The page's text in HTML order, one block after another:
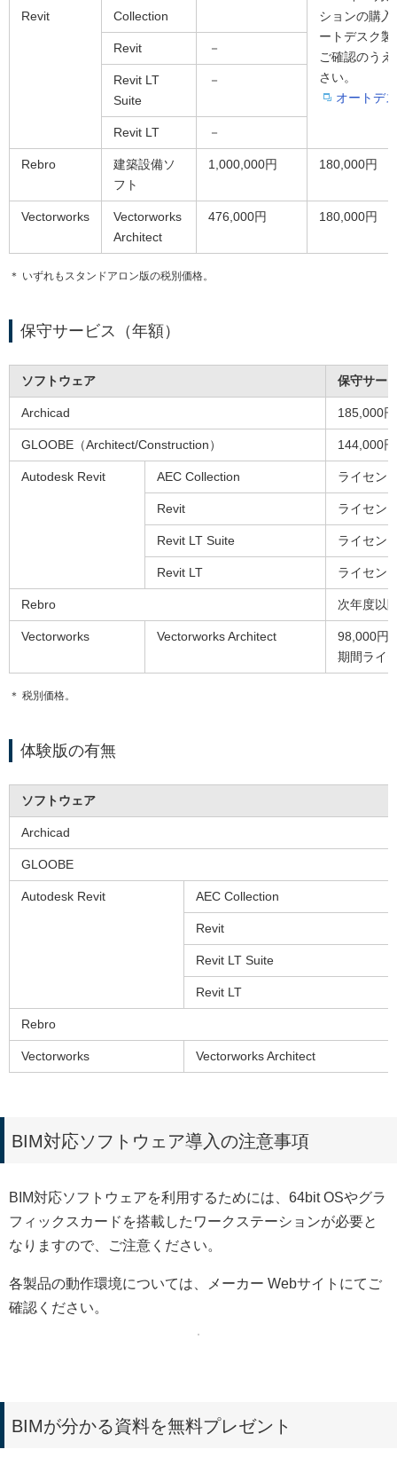
Revit
Collection
ションの購
ートデスク
ご確認のう
さい。
オートデ
Revit －
Revit LT
Suite
－
Revit LT －
Rebro
建築設備ソ
フト
1,000,000円 180,000円
Vectorworks
Vectorworks
Architect
476,000円 180,000円
＊ いずれもスタンドアロン版の税別価格。
保守サービス（年額）
ソフトウェア 保守サー
Archicad 185,000円
GLOOBE（Architect/Construction） 144,000
Autodesk Revit AEC Collection ライセン
Revit ライセン
Revit LT Suite ライセン
Revit LT ライセン
Rebro 次年度以
Vectorworks Vectorworks Architect
98,000円
期間ライ
＊ 税別価格。
体験版の有無
ソフトウェア
Archicad
GLOOBE
Autodesk Revit AEC Collection
Revit
Revit LT Suite
Revit LT
Rebro
Vectorworks Vectorworks Architect
BIM対応ソフトウェア導入の注意事項
BIM対応ソフトウェアを利用するためには、64bit OSやグラ
フィックスカードを搭載したワークステーションが必要と
なりますので、ご注意ください。
各製品の動作環境については、メーカー Webサイトにてご
確認ください。
BIMが分かる資料を無料プレゼント